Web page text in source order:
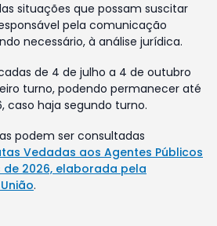
situações que possam suscitar
pela comunicação
necessário, à análise jurídica.
de 4 de julho a 4 de outubro
turno, podendo permanecer até
caso haja segundo turno.
podem ser consultadas
Vedadas aos Agentes Públicos
de 2026, elaborada pela
.